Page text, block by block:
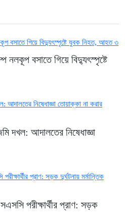
নলকূপ বসাতে গিয়ে বিদ্যুৎস্পৃষ্টে
দখল: আদালতের নিষেধাজ্ঞা
পরীক্ষার্থীর প্রাণ: সড়ক